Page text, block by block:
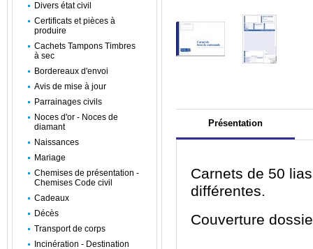
Présentation
Carnets de 50
différentes.
Couverture
Divers état civil
Certificats et pièces à
produire
Cachets Tampons Timbres
à sec
Bordereaux d'envoi
Avis de mise à jour
Parrainages civils
Noces d'or - Noces de
diamant
Naissances
Mariage
Chemises de présentation -
Chemises Code civil
Cadeaux
Décès
Transport de corps
Incinération - Destination